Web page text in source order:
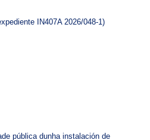
IN407A 2026/048-1)
pública dunha instalación de